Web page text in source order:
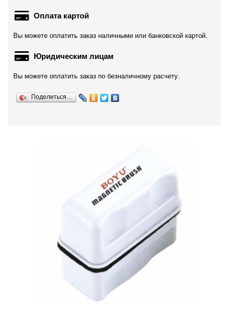
Оплата картой
Вы можете оплатить заказ наличными или банковской картой.
Юридическим лицам
Вы можете оплатить заказ по безналичному расчету.
Поделиться…